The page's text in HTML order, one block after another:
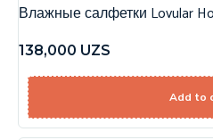
Влажные салфетки Lovular
138,000 UZS
Add to